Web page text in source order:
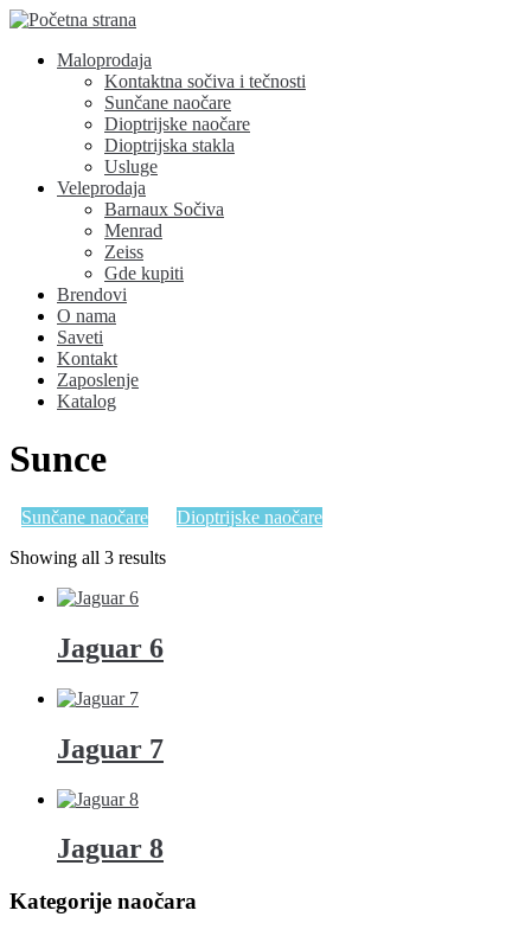
Maloprodaja
Kontaktna sočiva i tečnosti
Sunčane naočare
Dioptrijske naočare
Dioptrijska stakla
Usluge
Veleprodaja
Barnaux Sočiva
Menrad
Zeiss
Gde kupiti
Brendovi
O nama
Saveti
Kontakt
Zaposlenje
Katalog
Sunce
Sunčane naočare
Dioptrijske naočare
Showing all 3 results
Jaguar 6
Jaguar 7
Jaguar 8
Kategorije naočara